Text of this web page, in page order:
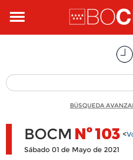
Toggle
BÚSQUEDA
BOCM Nº103 <
Sábado 01 de Mayo de 2021